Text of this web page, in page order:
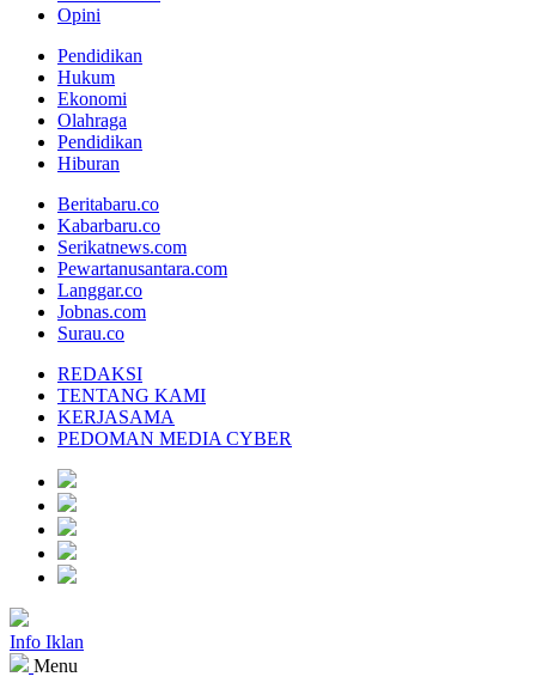
Opini
Pendidikan
Hukum
Ekonomi
Olahraga
Pendidikan
Hiburan
Beritabaru.co
Kabarbaru.co
Serikatnews.com
Pewartanusantara.com
Langgar.co
Jobnas.com
Surau.co
REDAKSI
TENTANG KAMI
KERJASAMA
PEDOMAN MEDIA CYBER
Info Iklan
Menu